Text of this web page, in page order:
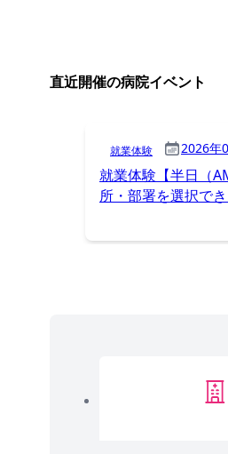
直近開催の病院イベント
就業体験 2026年
就業体験【半日（
所・部署を選択で